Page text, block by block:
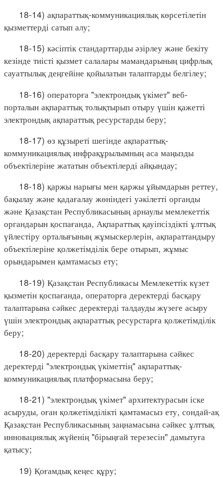
18-14) ақпараттық-коммуникациялық көрсетілетін
қызметтерді сатып алу;
18-15) кәсіптік стандарттарды әзірлеу және бекіту
кезінде тиісті қызмет салалары мамандарының цифрлық
сауаттылық деңгейіне қойылатын талаптарды белгілеу;
18-16) операторға "электрондық үкімет" веб-
порталын ақпараттық толықтырып отыру үшін қажетті
электрондық ақпараттық ресурстарды беру;
18-17) өз құзыреті шегінде ақпараттық-
коммуникациялық инфрақұрылымның аса маңызды
объектілеріне жататын объектілерді айқындау;
18-18) қаржы нарығы мен қаржы ұйымдарын реттеу,
бақылау және қадағалау жөніндегі уәкілетті органды
және Қазақстан Республикасының арнаулы мемлекеттік
органдарын қоспағанда, Ақпараттық қауіпсіздікті ұлттық
үйлестіру орталығының жұмыскерлерін, ақпараттандыру
объектілеріне қолжетімділік бере отырып, жұмыс
орындарымен қамтамасыз ету;
18-19) Қазақстан Республикасы Мемлекеттік күзет
қызметін қоспағанда, операторға деректерді басқару
талаптарына сәйкес деректерді талдауды жүзеге асыру
үшін электрондық ақпараттық ресурстарға қолжетімділік
беру;
18-20) деректерді басқару талаптарына сәйкес
деректерді "электрондық үкіметтің" ақпараттық-
коммуникациялық платформасына беру;
18-21) "электрондық үкімет" архитектурасын іске
асыруды, оған қолжетімділікті қамтамасыз ету, сондай-ақ
Қазақстан Республикасының заңнамасына сәйкес ұлттық
инновациялық жүйенің "бірыңғай терезесін" дамытуға
қатысу;
19) Қоғамдық кеңес құру;